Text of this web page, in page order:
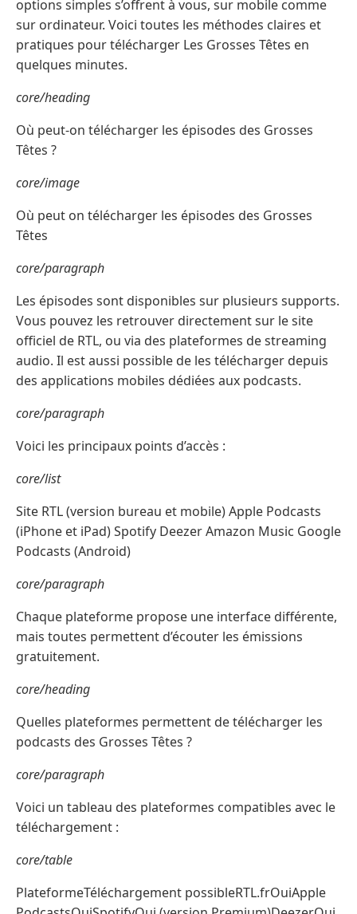
options simples s’offrent à vous, sur mobile comme
sur ordinateur. Voici toutes les méthodes claires et
pratiques pour télécharger Les Grosses Têtes en
quelques minutes.
core/heading
Où peut-on télécharger les épisodes des Grosses
Têtes ?
core/image
Où peut on télécharger les épisodes des Grosses
Têtes
core/paragraph
Les épisodes sont disponibles sur plusieurs supports.
Vous pouvez les retrouver directement sur le site
officiel de RTL, ou via des plateformes de streaming
audio. Il est aussi possible de les télécharger depuis
des applications mobiles dédiées aux podcasts.
core/paragraph
Voici les principaux points d’accès :
core/list
Site RTL (version bureau et mobile) Apple Podcasts
(iPhone et iPad) Spotify Deezer Amazon Music Google
Podcasts (Android)
core/paragraph
Chaque plateforme propose une interface différente,
mais toutes permettent d’écouter les émissions
gratuitement.
core/heading
Quelles plateformes permettent de télécharger les
podcasts des Grosses Têtes ?
core/paragraph
Voici un tableau des plateformes compatibles avec le
téléchargement :
core/table
PlateformeTéléchargement possibleRTL.frOuiApple